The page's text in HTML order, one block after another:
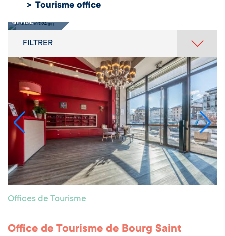
Tourisme office
office
FILTRER
Offices de Tourisme
Office de Tourisme de Bourg Saint